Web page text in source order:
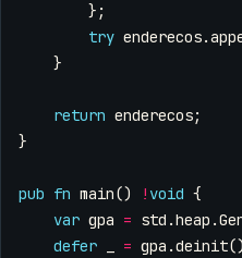
};
try enderecos.
}
return enderecos;
}
pub fn main() ! void {
var gpa = std .heap .
defer
= gpa .deinit